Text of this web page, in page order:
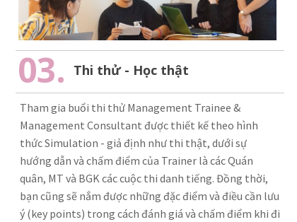
03. Thi thử - Học thật
Tham gia buổi thi thử Management Trainee &
Management Consultant được thiết kế theo hình
thức Simulation - giả định như thi thật, dưới sự
hướng dẫn và chấm điểm của Trainer là các Quán
quân, MT và BGK các cuộc thi danh tiếng. Đồng thời,
bạn cũng sẽ nắm được những đặc điểm và điều cần lưu
ý (key points) trong cách đánh giá và chấm điểm khi đi